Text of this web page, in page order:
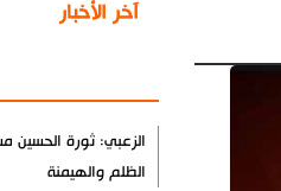
آخر الأخبار
الزعبي: ثورة الحسين
الظلم والهيمنة